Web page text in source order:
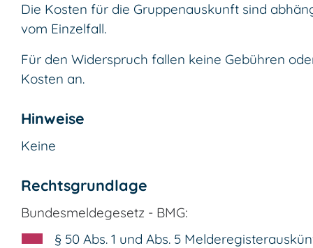
Die Kosten für die Gruppenauskunft sind
vom Einzelfall.
Für den Widerspruch fallen keine Gebühren
Kosten an.
Hinweise
Keine
Rechtsgrundlage
Bundesmeldegesetz - BMG:
§ 50 Abs. 1 und Abs. 5